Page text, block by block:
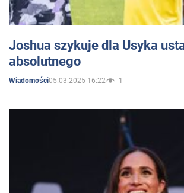
Joshua szykuje dla Usyka
absolutnego
Wiadomości05.03.2025 16:22 1